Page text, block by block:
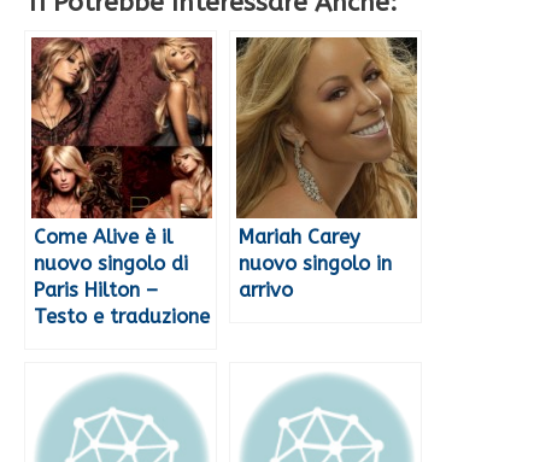
Come Alive è il
nuovo singolo di
Paris Hilton –
Testo e traduzione
Mariah Carey
nuovo singolo in
arrivo